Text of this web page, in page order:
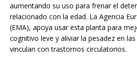
aumentando su uso para frenar el
relacionado con la edad. La Agencia
(EMA), apoya usar esta planta para
cognitivo leve y aliviar la pesadez en
vinculan con trastornos circulatorios.